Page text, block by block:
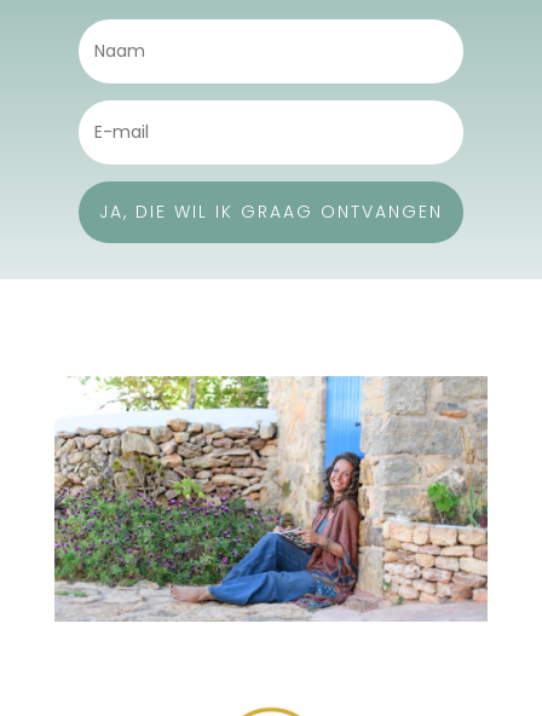
JA, DIE WIL IK GRAAG ONTVANGEN